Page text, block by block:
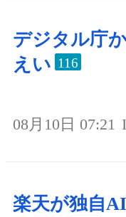
デジタル庁
えい 116
08月10日 07:21
楽天が独自